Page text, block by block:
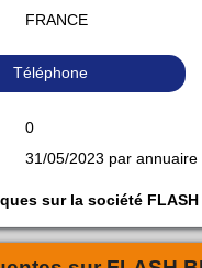
FRANCE
Téléphone
0
31/05/2023 par annuaire
sur la société FLASH